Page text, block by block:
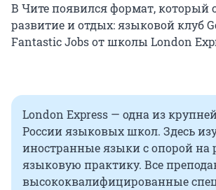
В Чите появился формат, который
развитие и отдых: языковой клуб
Fantastic Jobs от школы London
London Express — одна из
России языковых школ. Здесь
иностранные языки с опорой на
языковую практику. Все
высококвалифицированные